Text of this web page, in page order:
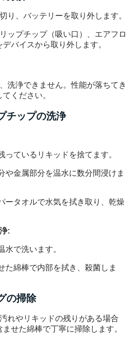
り、バッテリーを取り外します。
ップチップ（吸い口）、エアフロ
バイスから取り外します。
洗浄できません。性能が落ちてき
ください。
チップの洗浄
ているリキッドを捨てます。
金属部分を温水に数分間浸けま
タオルで水気を拭き取り、乾燥
:
で洗います。
綿棒で内部を拭き、殺菌しま
の掃除
れやリキッドの残りがある場合
せた綿棒で丁寧に掃除します。